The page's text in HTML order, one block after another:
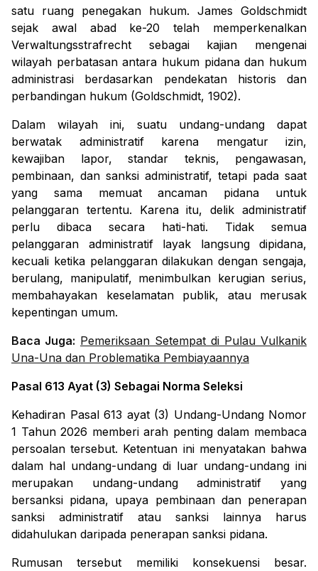
satu ruang penegakan hukum. James Goldschmidt
sejak awal abad ke-20 telah memperkenalkan
Verwaltungsstrafrecht sebagai kajian mengenai
wilayah perbatasan antara hukum pidana dan hukum
administrasi berdasarkan pendekatan historis dan
perbandingan hukum (Goldschmidt, 1902).
Dalam wilayah ini, suatu undang-undang dapat
berwatak administratif karena mengatur izin,
kewajiban lapor, standar teknis, pengawasan,
pembinaan, dan sanksi administratif, tetapi pada saat
yang sama memuat ancaman pidana untuk
pelanggaran tertentu. Karena itu, delik administratif
perlu dibaca secara hati-hati. Tidak semua
pelanggaran administratif layak langsung dipidana,
kecuali ketika pelanggaran dilakukan dengan sengaja,
berulang, manipulatif, menimbulkan kerugian serius,
membahayakan keselamatan publik, atau merusak
kepentingan umum.
Baca Juga: Pemeriksaan Setempat di Pulau Vulkanik
Una-Una dan Problematika Pembiayaannya
Pasal 613 Ayat (3) Sebagai Norma Seleksi
Kehadiran Pasal 613 ayat (3) Undang-Undang Nomor
1 Tahun 2026 memberi arah penting dalam membaca
persoalan tersebut. Ketentuan ini menyatakan bahwa
dalam hal undang-undang di luar undang-undang ini
merupakan undang-undang administratif yang
bersanksi pidana, upaya pembinaan dan penerapan
sanksi administratif atau sanksi lainnya harus
didahulukan daripada penerapan sanksi pidana.
Rumusan tersebut memiliki konsekuensi besar.